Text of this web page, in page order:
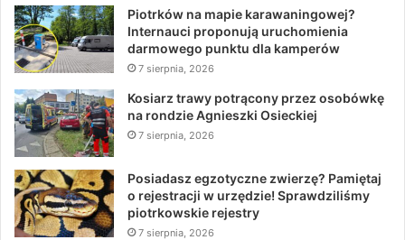
Piotrków na mapie karawaningowej?
Internauci proponują uruchomienia
darmowego punktu dla kamperów
7 sierpnia, 2026
Kosiarz trawy potrącony przez osobówkę
na rondzie Agnieszki Osieckiej
7 sierpnia, 2026
Posiadasz egzotyczne zwierzę? Pamiętaj
o rejestracji w urzędzie! Sprawdziliśmy
piotrkowskie rejestry
7 sierpnia, 2026